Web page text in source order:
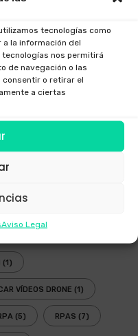
tecnologías como
a la información del
nos permitirá
de navegación o las
consentir o retirar el
a ciertas
Aviso Legal
(1)
GOGGLES
AESA(4)
(1)
VÍDEOS DRONE (1)
(5) RPAS (7)